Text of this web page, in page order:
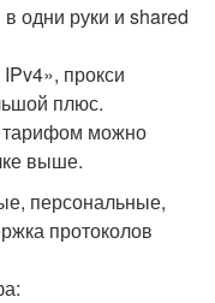
одни руки и shared
прокси
плюс.
тарифом можно
выше.
персональные,
протоколов